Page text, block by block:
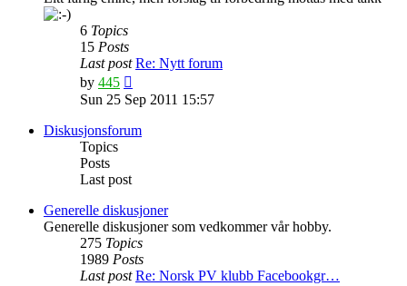
6 Topics
15 Posts
Last post Re: Nytt forum
by 445
the
latest
post
Sun 25 Sep 2011 15:57
Diskusjonsforum
Topics
Posts
Last post
Generelle diskusjoner
Generelle diskusjoner som vedkommer vår hobby.
275 Topics
1989 Posts
Last post Re: Norsk PV klubb Facebookgr…